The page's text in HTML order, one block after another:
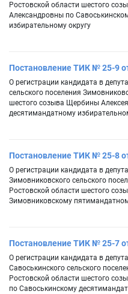
Ростовской области шестого
Александровны по
избирательному округу
Постановление ТИК № 25-9
О регистрации кандидата в
сельского поселения
шестого созыва Щербины
десятимандатному
Постановление ТИК № 25-8
О регистрации кандидата в
Зимовниковского сельского
Ростовской области шестого
Зимовниковскому
Постановление ТИК № 25-7
О регистрации кандидата в
Савоськинского сельского
Ростовской области шестого
по Савоськинскому